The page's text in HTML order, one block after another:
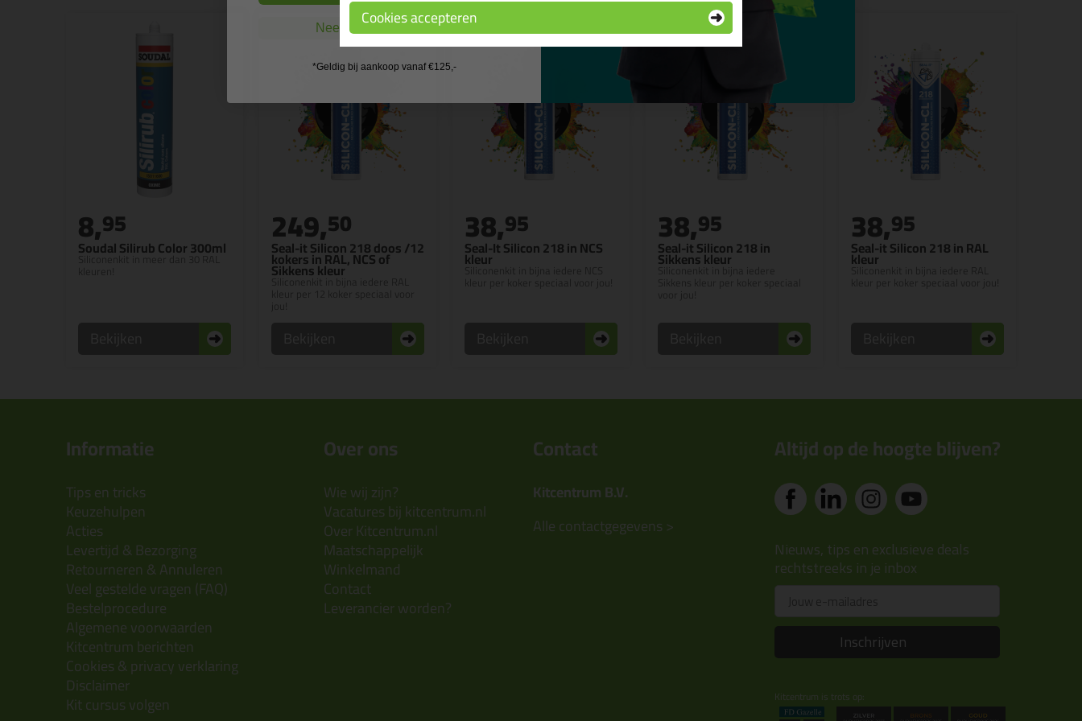
Soudal Silirub Color 300ml
Siliconenkit in meer dan 30 RAL
8,95
Seal-it Silicon 218 doos /12
kokers in RAL, NCS of
Sikkens kleur
Siliconenkit in bijna iedere RAL
249,50
Seal-It Silicon 218 in NCS
kleur
Siliconenkit in bijna iedere NCS
38,95
Seal-it Silicon 218 in
Sikkens kleur
Siliconenkit in bijna iedere
38,95
Seal-it Silicon 218 in RAL
kleur
Siliconenkit in bijna iedere RAL
38,95
Informatie
Tips en tricks
Keuzehulpen
Acties
Levertijd & Bezorging
Retourneren & Annuleren
Veel gestelde vragen (FAQ)
Bestelprocedure
Algemene voorwaarden
Kitcentrum berichten
Cookies & privacy verklaring
Disclaimer
Kit cursus volgen
Over ons
Wie wij zijn?
Vacatures bij kitcentrum.nl
Over Kitcentrum.nl
Maatschappelijk
Winkelmand
Contact
Leverancier worden?
Contact
Kitcentrum B.V.
Alle contactgegevens >
Altijd op de hoogte blijven?
Nieuws, tips en exclusieve deals
rechtstreeks in je inbox
Inschrijven
Kitcentrum is trots op:
Cookies accepteren
Nee, ik wil geen cadeau
*Geldig bij aankoop vanaf €125,-